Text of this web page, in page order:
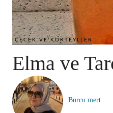
İÇECEK VE KOKTEYLLER
Elma ve
Burcu mert